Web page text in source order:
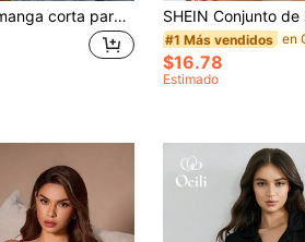
Camiseta de manga corta para mujer con estampado de Snoopy "Do Everything With Love", top casual lindo que rejuvenece
#1 Más vendidos
$16.78
Estimado